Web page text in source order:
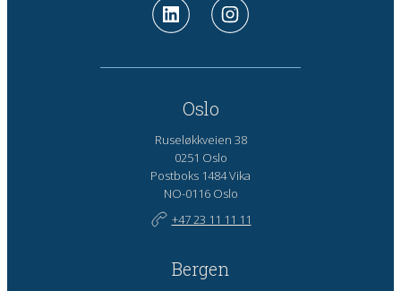
Oslo
Ruseløkkveien 38
0251 Oslo
Postboks 1484 Vika
NO-0116 Oslo
+47 23 11 11 11
Bergen